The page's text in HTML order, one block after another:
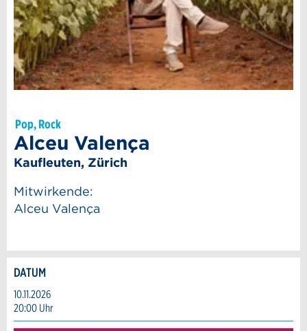
Pop, Rock
Alceu Valença
Kaufleuten, Zürich
Mitwirkende:
Alceu Valença
Anzeige beanstanden
Ihr Feedback wird sehr geschätzt!
Anzeige weiterempfehlen
Empfehlen Sie diese Anzeige an Freunde
Reservation
DATUM
10.11.2026
20:00 Uhr